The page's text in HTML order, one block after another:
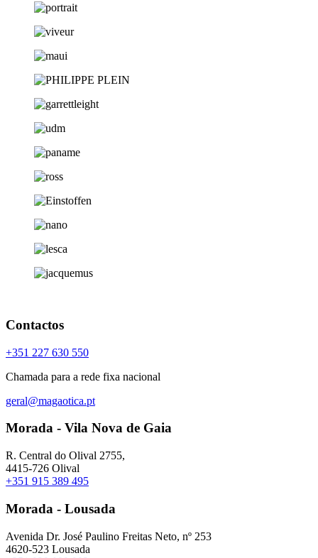
Contactos
+351 227 630 550
Chamada para a rede fixa nacional
geral@magaotica.pt
Morada - Vila Nova de Gaia
R. Central do Olival 2755,
4415-726 Olival
+351 915 389 495
Morada - Lousada
Avenida Dr. José Paulino Freitas Neto, nº 253
4620-523 Lousada